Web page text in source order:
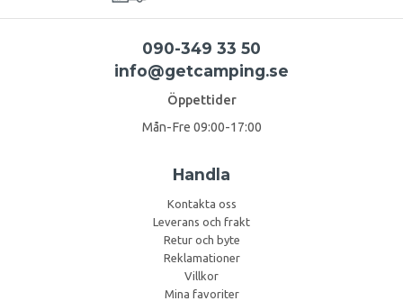
090-349 33 50
info@getcamping.se
Öppettider
Mån-Fre 09:00-17:00
Handla
Kontakta oss
Leverans och frakt
Retur och byte
Reklamationer
Villkor
Mina favoriter